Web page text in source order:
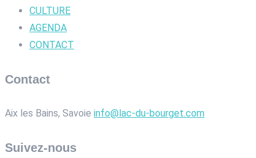
CULTURE
AGENDA
CONTACT
Contact
Aix les Bains, Savoie info@lac-du-bourget.com
Suivez-nous